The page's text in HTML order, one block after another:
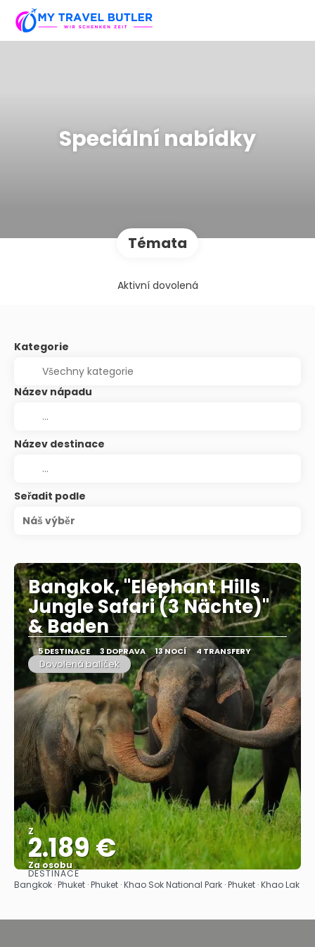
Speciální nabídky
Témata
Aktivní dovolená
Kategorie
Název nápadu
Název destinace
Seřadit podle
Náš výběr
Bangkok, "Elephant Hills
Jungle Safari (3 Nächte)"
& Baden
5 DESTINACE 3 DOPRAVA 13 NOCÍ 4 TRANSFERY
Dovolená balíček
Z
2.189 €
Za osobu
Zobrazit
DESTINACE
Bangkok · Phuket · Phuket · Khao Sok National Park · Phuket · Khao Lak